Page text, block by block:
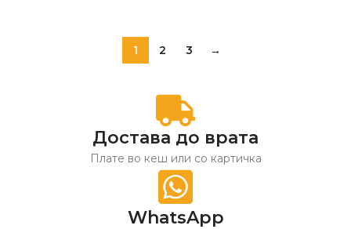
1 2 3 →
Достава до врата
Плате во кеш или со картичка
WhatsApp